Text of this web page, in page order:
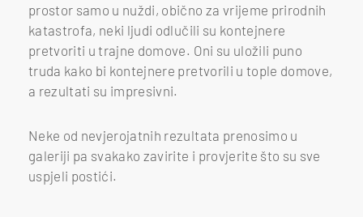
prostor samo u nuždi, obično za vrijeme prirodnih
katastrofa, neki ljudi odlučili su kontejnere
pretvoriti u trajne domove. Oni su uložili puno
truda kako bi kontejnere pretvorili u tople domove,
a rezultati su impresivni.
Neke od nevjerojatnih rezultata prenosimo u
galeriji pa svakako zavirite i provjerite što su sve
uspjeli postići.